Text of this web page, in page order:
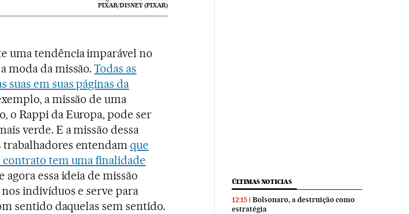
PIXAR/DISNEY (PIXAR)
uma tendência imparável no
moda da missão.Todas as
suas em suas páginas da
a missão de uma
o Rappi da Europa, pode ser
verde. E a missão dessa
trabalhadores entendam que
contrato tem uma finalidade
agora essa ideia de missão
indivíduos e serve para
sentido daquelas sem sentido.
ÚLTIMAS NOTICIAS
12:15
Bolsonaro, a destruição como
estratégia